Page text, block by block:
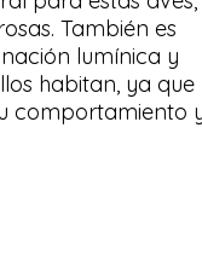
También es
lumínica y
habitan, ya que
comportamiento